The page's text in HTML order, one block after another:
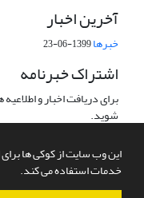
این وب سایت از کوکی ها برای
خدمات استفاده می کند.
آخرین اخبار
خبرها1399-06-23
اشتراک خبرنامه
برای دریافت اخبار و
شوید.